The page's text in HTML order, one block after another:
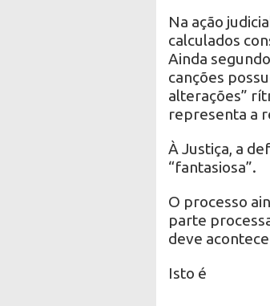
Na ação
calculados
Ainda
canções
alterações”
representa a
À Justiça, a
“fantasiosa”.
O processo
parte
deve
Isto é